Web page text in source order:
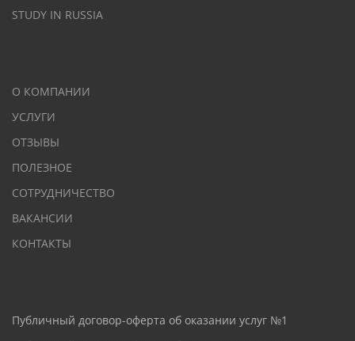
STUDY IN RUSSIA
О КОМПАНИИ
УСЛУГИ
ОТЗЫВЫ
ПОЛЕЗНОЕ
СОТРУДНИЧЕСТВО
ВАКАНСИИ
КОНТАКТЫ
Публичный договор-оферта об оказании услуг №1